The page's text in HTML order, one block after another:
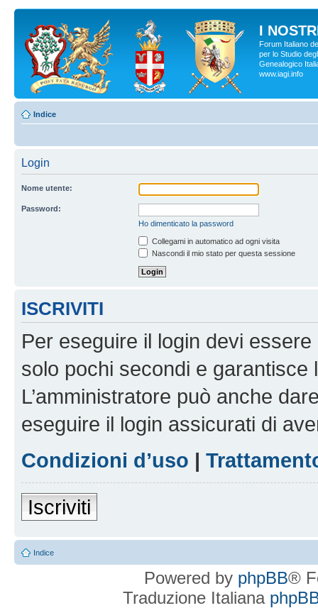
I
Forum Italiano
per lo Studio
Genealogico
www.iagi.info
Indice
Login
Nome utente:
Password:
Ho dimenticato la password
Collegami in automatico ad ogni visita
Nascondi il mio stato per questa sessione
ISCRIVITI
Per eseguire il login devi
solo pochi secondi e garantisce
L’amministratore può anche
eseguire il login assicurati di
Condizioni d’uso |
Iscriviti
Indice
Powered by phpBB®
Traduzione Italiana